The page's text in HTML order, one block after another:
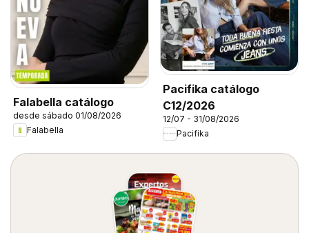
Falabella catálogo
desde sábado 01/08/2026
Falabella
Pacifika catálogo
C12/2026
12/07 - 31/08/2026
Pacifika